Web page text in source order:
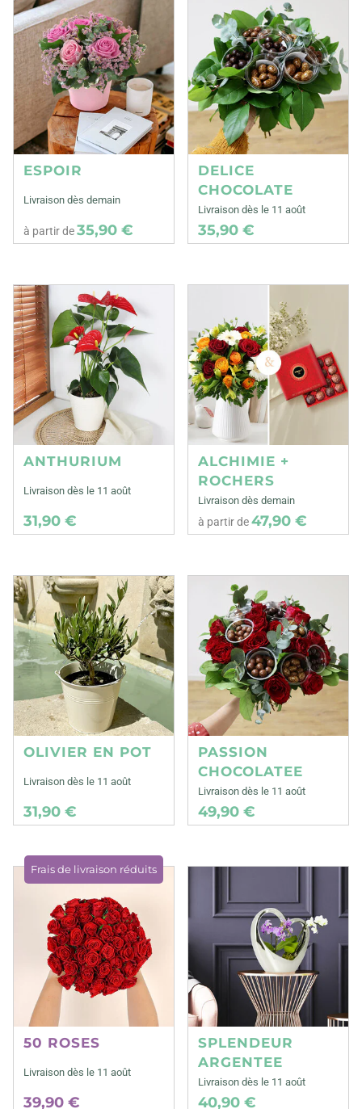
ESPOIR
Livraison dès demain
à partir de35,90 €
DELICE
CHOCOLATE
Livraison dès le 11 août
35,90 €
ANTHURIUM
Livraison dès le 11 août
31,90 €
ALCHIMIE +
ROCHERS
Livraison dès demain
à partir de47,90 €
OLIVIER EN POT
Livraison dès le 11 août
31,90 €
PASSION
CHOCOLATEE
Livraison dès le 11 août
49,90 €
Frais de livraison réduits
50 ROSES
Livraison dès le 11 août
39,90 €
SPLENDEUR
ARGENTEE
Livraison dès le 11 août
40,90 €